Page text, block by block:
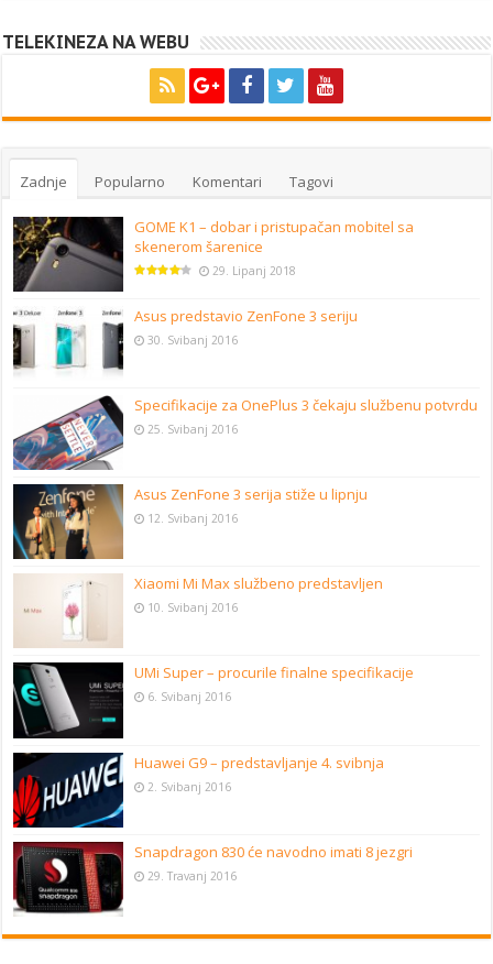
TELEKINEZA NA WEBU
Zadnje Popularno Komentari Tagovi
GOME K1 – dobar i pristupačan mobitel sa
skenerom šarenice
29. Lipanj 2018
Asus predstavio ZenFone 3 seriju
30. Svibanj 2016
Specifikacije za OnePlus 3 čekaju službenu potvrdu
25. Svibanj 2016
Asus ZenFone 3 serija stiže u lipnju
12. Svibanj 2016
Xiaomi Mi Max službeno predstavljen
10. Svibanj 2016
UMi Super – procurile finalne specifikacije
6. Svibanj 2016
Huawei G9 – predstavljanje 4. svibnja
2. Svibanj 2016
Snapdragon 830 će navodno imati 8 jezgri
29. Travanj 2016